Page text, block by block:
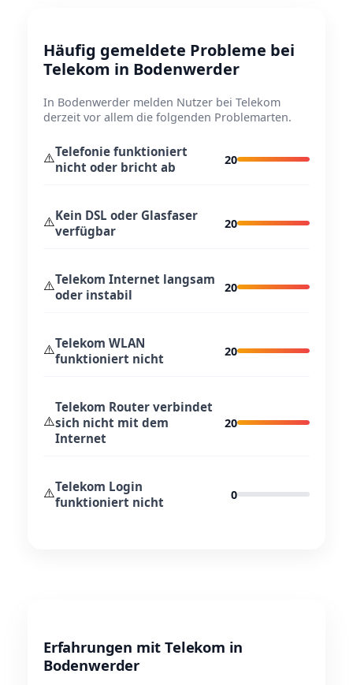
Häufig gemeldete Probleme bei
Telekom in Bodenwerder
In Bodenwerder melden Nutzer bei Telekom
derzeit vor allem die folgenden Problemarten.
⚠️Telefonie funktioniert
nicht oder bricht ab
20
⚠️Kein DSL oder Glasfaser
verfügbar
20
⚠️Telekom Internet langsam
oder instabil
20
⚠️Telekom WLAN
funktioniert nicht
20
⚠️
Telekom Router verbindet
sich nicht mit dem
Internet
20
⚠️Telekom Login
funktioniert nicht
0
Erfahrungen mit Telekom in
Bodenwerder